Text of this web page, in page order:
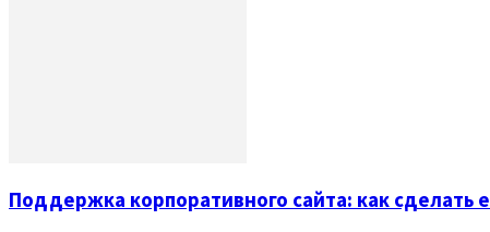
Поддержка корпоративного сайта: как сделать